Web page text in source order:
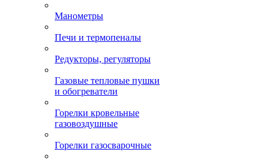
Манометры
Печи и термопеналы
Редукторы, регуляторы
Газовые тепловые пушки
и обогреватели
Горелки кровельные
газовоздушные
Горелки газосварочные